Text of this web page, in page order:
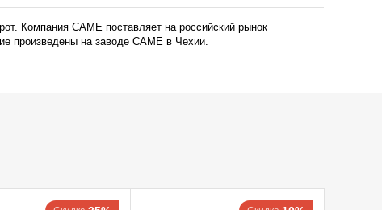
Компания CAME поставляет на российский рынок
произведены на заводе CAME в Чехии.